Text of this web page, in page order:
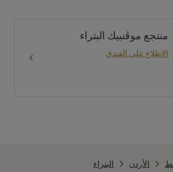
منتجع موڤنبيك البتراء
الاطلاع على الفندق
الأردن
البتراء